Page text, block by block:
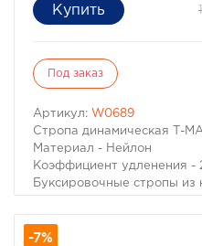
Под заказ
Артикул: W0689
Стропа динамическая Т-
Материал - Нейлон
Коэффициент удленения -
Буксировочные стропы из
практически неизбежных
-7%